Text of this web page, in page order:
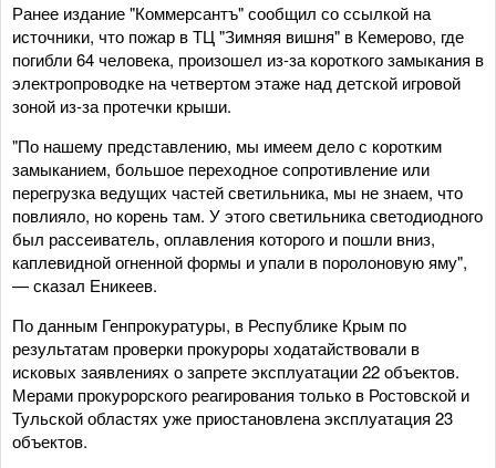
Ранее издание "Коммерсантъ" сообщил со ссылкой на
источники, что пожар в ТЦ "Зимняя вишня" в Кемерово, где
погибли 64 человека, произошел из-за короткого замыкания в
электропроводке на четвертом этаже над детской игровой
зоной из-за протечки крыши.
"По нашему представлению, мы имеем дело с коротким
замыканием, большое переходное сопротивление или
перегрузка ведущих частей светильника, мы не знаем, что
повлияло, но корень там. У этого светильника светодиодного
был рассеиватель, оплавления которого и пошли вниз,
каплевидной огненной формы и упали в поролоновую яму",
— сказал Еникеев.
По данным Генпрокуратуры, в Республике Крым по
результатам проверки прокуроры ходатайствовали в
исковых заявлениях о запрете эксплуатации 22 объектов.
Мерами прокурорского реагирования только в Ростовской и
Тульской областях уже приостановлена эксплуатация 23
объектов.